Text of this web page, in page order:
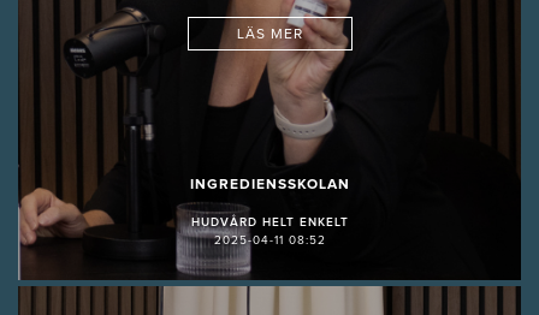
LÄS MER
INGREDIENSSKOLAN
HUDVÅRD HELT ENKELT
2025-04-11 08:52